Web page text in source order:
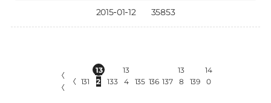
2015-01-12 35853
〈
〈
〈 131
13
2
133
13
4
135 136 137
13
8
139
14
0